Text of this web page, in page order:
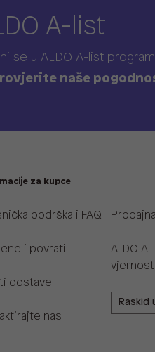
A-list
se u ALDO A-list
naše
za kupce
podrška i FAQ
i povrati
dostave
nas
ALDO
Raskid